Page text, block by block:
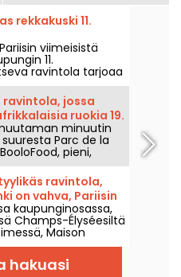
rekkakuski 11.
viimeisistä
11.
ravintola tarjoaa
ranskalaista
ravintola, jossa
ruokia 19.
minuutin
Parc de la
pieni,
jossa on runsas
keittiö ja edulliset
ravintola,
on vahva, Pariisin
kaupunginosassa,
Champs-Élyséesiltä
Maison
eleganssi kohtaa
bistron henkeä
hakuasi